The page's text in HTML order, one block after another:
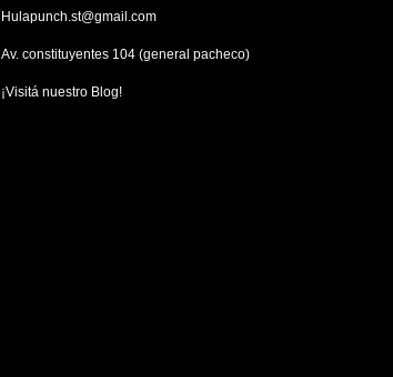
Hulapunch.st@gmail.com
Av. constituyentes 104 (general pacheco)
¡Visitá nuestro Blog!